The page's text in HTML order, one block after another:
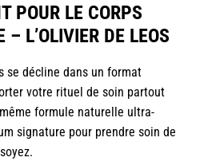
POUR LE CORPS
– L’OLIVIER DE LEOS
se décline dans un format
votre rituel de soin partout
formule naturelle ultra-
signature pour prendre soin de